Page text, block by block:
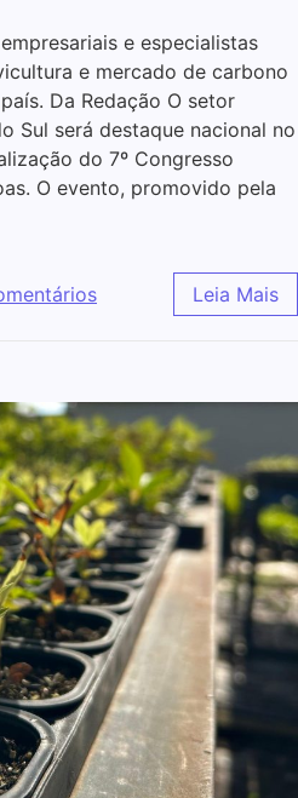
e especialistas
e mercado de carbono
Da Redação O setor
Sul será destaque nacional no
do 7º Congresso
O evento, promovido pela
Leia Mais